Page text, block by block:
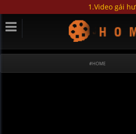
#HOME
1.Video gái hư